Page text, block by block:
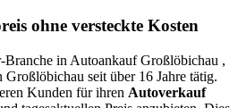
ohne versteckte Kosten
in Autoankauf Großlöbichau ,
seit über 16 Jahre tätig.
Kunden für ihren Autoverkauf